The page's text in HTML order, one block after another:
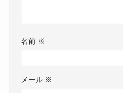
名前 ※
メール ※